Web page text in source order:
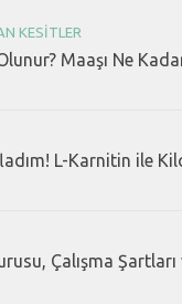
KESITLER
Maaşı Ne
L-Karnitin ile
Çalışma Şartları